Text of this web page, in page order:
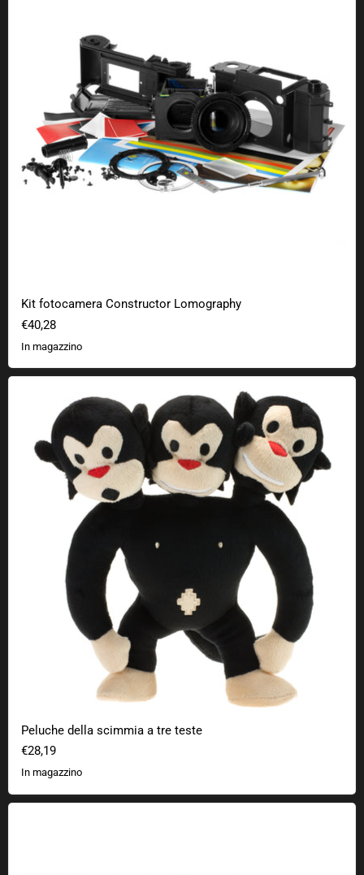
Kit fotocamera Constructor Lomography
€40,28
In magazzino
Peluche della scimmia a tre teste
€28,19
In magazzino